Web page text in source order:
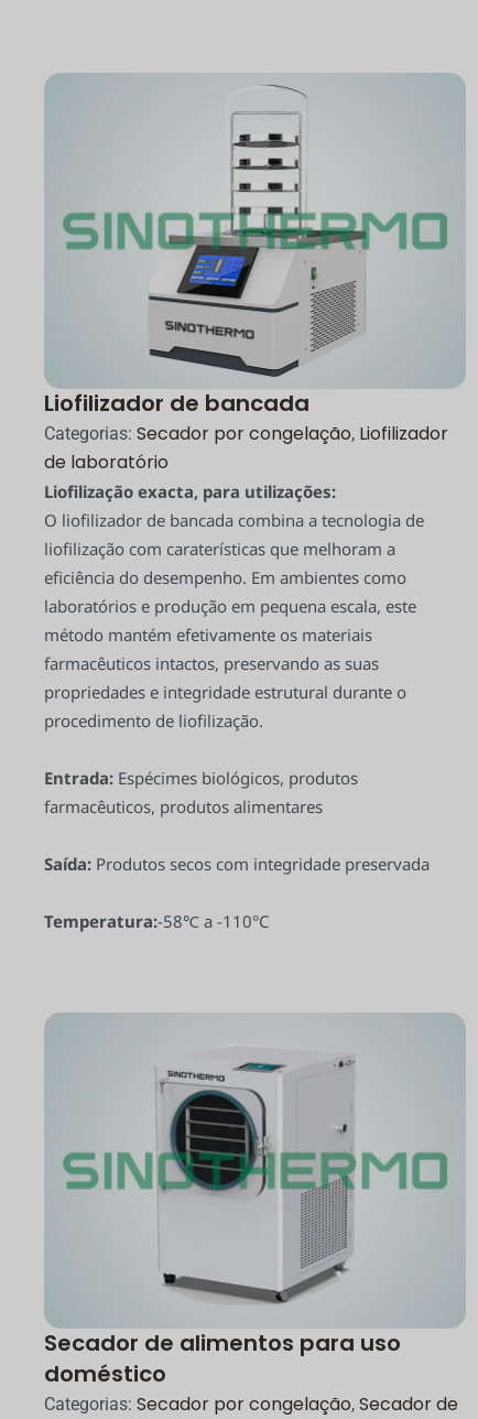
Liofilizador de bancada
Categorias: Secador por congelação, Liofilizador
de laboratório
Liofilização exacta, para utilizações:
O liofilizador de bancada combina a tecnologia de
liofilização com caraterísticas que melhoram a
eficiência do desempenho. Em ambientes como
laboratórios e produção em pequena escala, este
método mantém efetivamente os materiais
farmacêuticos intactos, preservando as suas
propriedades e integridade estrutural durante o
procedimento de liofilização.
Entrada: Espécimes biológicos, produtos
farmacêuticos, produtos alimentares
Saída: Produtos secos com integridade preservada
Temperatura:-58℃ a -110°C
Secador de alimentos para uso
doméstico
Categorias: Secador por congelação, Secador de